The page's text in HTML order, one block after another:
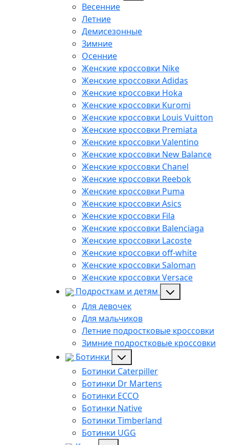
Весенние
Летние
Демисезонные
Зимние
Осенние
Женские кроссовки Nike
Женские кроссовки Adidas
Женские кроссовки Hoka
Женские кроссовки Kuromi
Женские кроссовки Louis Vuitton
Женские кроссовки Premiata
Женские кроссовки Valentino
Женские кроссовки New Balance
Женские кроссовки Chanel
Женские кроссовки Reebok
Женские кроссовки Puma
Женские кроссовки Asics
Женские кроссовки Fila
Женские кроссовки Balenciaga
Женские кроссовки Lacoste
Женские кроссовки off-white
Женские кроссовки Saloman
Женские кроссовки Versace
Подросткам и детям
Для девочек
Для мальчиков
Летние подростковые кроссовки
Зимние подростковые кроссовки
Ботинки
Ботинки Caterpiller
Ботинки Dr Martens
Ботинки ECCO
Ботинки Native
Ботинки Timberland
Ботинки UGG